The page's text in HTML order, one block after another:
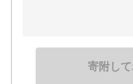
寄附し